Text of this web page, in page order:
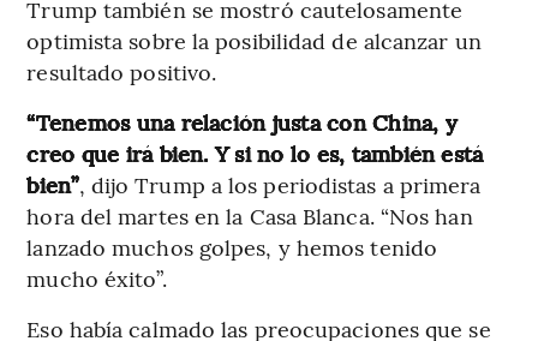
Trump también se mostró cautelosamente
optimista sobre la posibilidad de alcanzar un
resultado positivo.
“Tenemos una relación justa con China, y
creo que irá bien. Y si no lo es, también está
bien”, dijo Trump a los periodistas a primera
hora del martes en la Casa Blanca. “Nos han
lanzado muchos golpes, y hemos tenido
mucho éxito”.
Eso había calmado las preocupaciones que se